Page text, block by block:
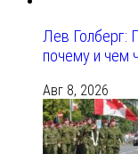
Лев Голберг:
почему и чем
Авг 8, 2026